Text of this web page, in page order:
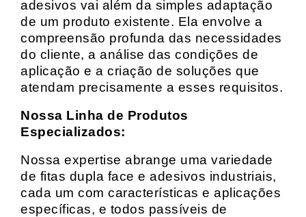
adesivos vai além da simples adaptação
de um produto existente. Ela envolve a
compreensão profunda das necessidades
do cliente, a análise das condições de
aplicação e a criação de soluções que
atendam precisamente a esses requisitos.
Nossa Linha de Produtos
Especializados:
Nossa expertise abrange uma variedade
de fitas dupla face e adesivos industriais,
cada um com características e aplicações
específicas, e todos passíveis de